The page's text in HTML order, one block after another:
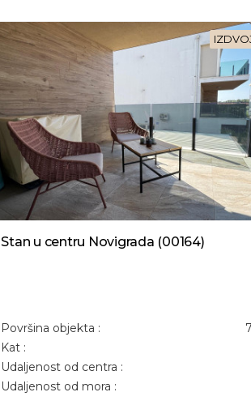
Stan u centru Novigrada (00164)
Površina objekta :
Kat :
Udaljenost od centra :
Udaljenost od mora :